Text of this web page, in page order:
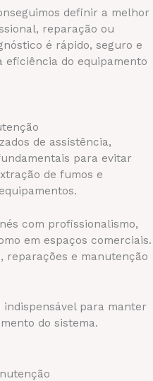
definir a melhor
reparação ou
é rápido, seguro e
eficiência do equipamento
de assistência,
para evitar
de fumos e
com profissionalismo,
em espaços comerciais.
reparações e manutenção
indispensável para manter
do sistema.